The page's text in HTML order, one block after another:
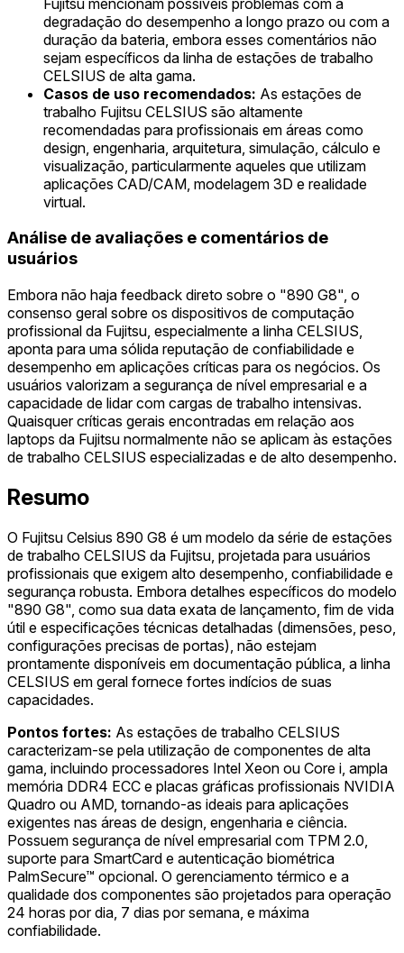
degradação do desempenho a longo prazo ou com a
duração da bateria, embora esses comentários não
sejam específicos da linha de estações de trabalho
CELSIUS de alta gama.
Casos de uso recomendados: As estações de
trabalho Fujitsu CELSIUS são altamente
recomendadas para profissionais em áreas como
design, engenharia, arquitetura, simulação, cálculo e
visualização, particularmente aqueles que utilizam
aplicações CAD/CAM, modelagem 3D e realidade
virtual.
Análise de avaliações e comentários de
usuários
Embora não haja feedback direto sobre o "890 G8", o
consenso geral sobre os dispositivos de computação
profissional da Fujitsu, especialmente a linha CELSIUS,
aponta para uma sólida reputação de confiabilidade e
desempenho em aplicações críticas para os negócios. Os
usuários valorizam a segurança de nível empresarial e a
capacidade de lidar com cargas de trabalho intensivas.
Quaisquer críticas gerais encontradas em relação aos
laptops da Fujitsu normalmente não se aplicam às estações
de trabalho CELSIUS especializadas e de alto desempenho.
Resumo
O Fujitsu Celsius 890 G8 é um modelo da série de estações
de trabalho CELSIUS da Fujitsu, projetada para usuários
profissionais que exigem alto desempenho, confiabilidade e
segurança robusta. Embora detalhes específicos do modelo
"890 G8", como sua data exata de lançamento, fim de vida
útil e especificações técnicas detalhadas (dimensões, peso,
configurações precisas de portas), não estejam
prontamente disponíveis em documentação pública, a linha
CELSIUS em geral fornece fortes indícios de suas
capacidades.
Pontos fortes: As estações de trabalho CELSIUS
caracterizam-se pela utilização de componentes de alta
gama, incluindo processadores Intel Xeon ou Core i, ampla
memória DDR4 ECC e placas gráficas profissionais NVIDIA
Quadro ou AMD, tornando-as ideais para aplicações
exigentes nas áreas de design, engenharia e ciência.
Possuem segurança de nível empresarial com TPM 2.0,
suporte para SmartCard e autenticação biométrica
PalmSecure™ opcional. O gerenciamento térmico e a
qualidade dos componentes são projetados para operação
24 horas por dia, 7 dias por semana, e máxima
confiabilidade.